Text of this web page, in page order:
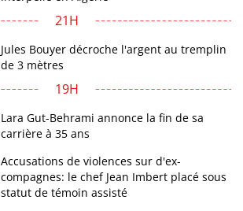
21H
Jules Bouyer décroche l'argent au tremplin
de 3 mètres
19H
Lara Gut-Behrami annonce la fin de sa
carrière à 35 ans
Accusations de violences sur d'ex-
compagnes: le chef Jean Imbert placé sous
statut de témoin assisté